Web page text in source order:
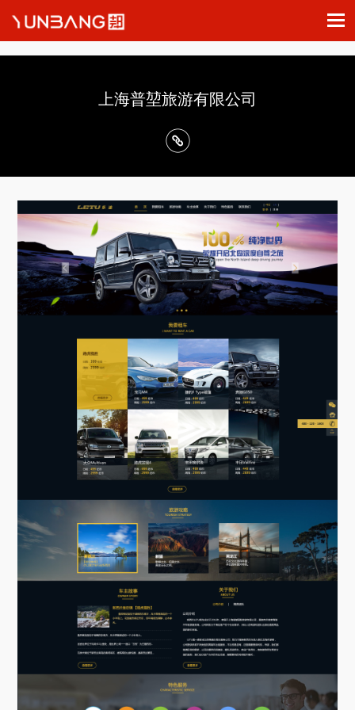
上海普堃旅游有限公司